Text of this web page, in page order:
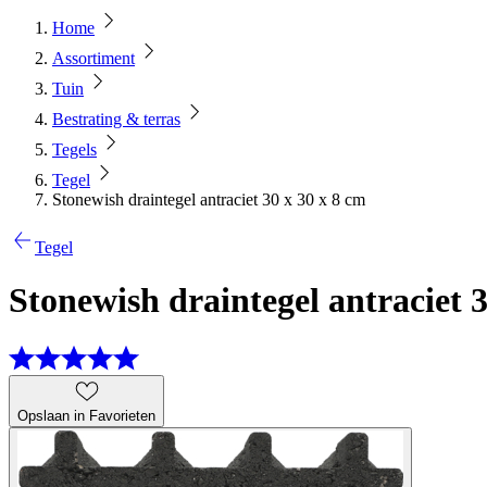
Home
Assortiment
Tuin
Bestrating & terras
Tegels
Tegel
Stonewish draintegel antraciet 30 x 30 x 8 cm
Tegel
Stonewish draintegel antraciet
Opslaan in Favorieten